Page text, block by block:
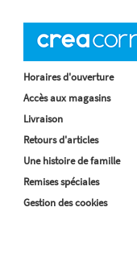
Horaires d'ouverture
Accès aux magasins
Livraison
Retours d'articles
Une histoire de famille
Remises spéciales
Gestion des cookies